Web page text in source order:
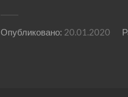
Опубликовано: 20.01.2020